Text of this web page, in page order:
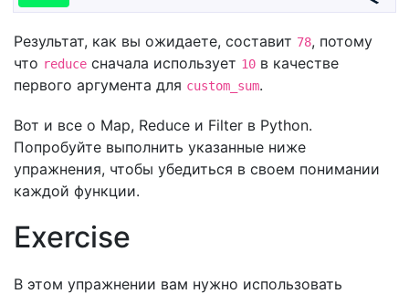
Результат, как вы ожидаете, составит 78, потому
что reduce сначала использует 10 в качестве
первого аргумента для custom_sum.
Вот и все о Map, Reduce и Filter в Python.
Попробуйте выполнить указанные ниже
упражнения, чтобы убедиться в своем понимании
каждой функции.
Exercise
В этом упражнении вам нужно использовать